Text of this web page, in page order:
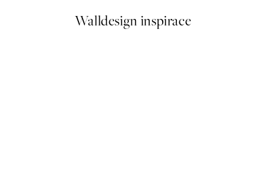
Walldesign inspirace